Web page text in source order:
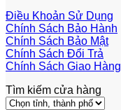
Điều Khoản Sử Dụng
Chính Sách Bảo Hành
Chính Sách Bảo Mật
Chính Sách Đổi Trả
Chính Sách Giao Hàng
Tìm kiếm cửa hàng